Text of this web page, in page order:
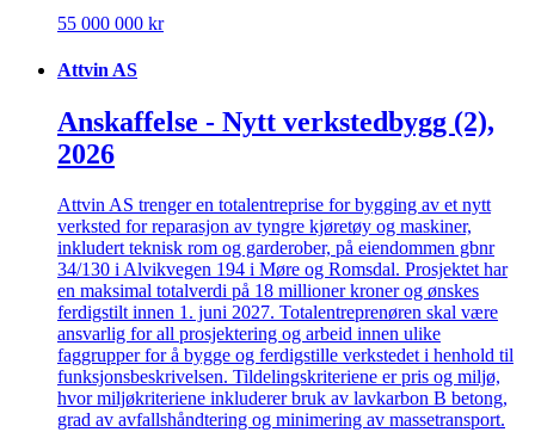
55 000 000 kr
Attvin AS
Anskaffelse - Nytt verkstedbygg (2),
2026
Attvin AS trenger en totalentreprise for bygging av et nytt
verksted for reparasjon av tyngre kjøretøy og maskiner,
inkludert teknisk rom og garderober, på eiendommen gbnr
34/130 i Alvikvegen 194 i Møre og Romsdal. Prosjektet har
en maksimal totalverdi på 18 millioner kroner og ønskes
ferdigstilt innen 1. juni 2027. Totalentreprenøren skal være
ansvarlig for all prosjektering og arbeid innen ulike
faggrupper for å bygge og ferdigstille verkstedet i henhold til
funksjonsbeskrivelsen. Tildelingskriteriene er pris og miljø,
hvor miljøkriteriene inkluderer bruk av lavkarbon B betong,
grad av avfallshåndtering og minimering av massetransport.